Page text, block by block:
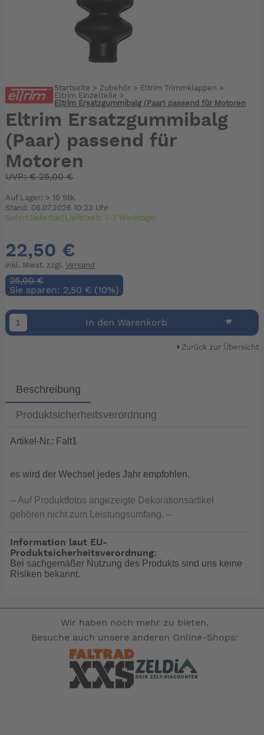
Startseite > Zubehör > Eltrim Trimmklappen >
Eltrim Einzelteile >
Eltrim Ersatzgummibalg (Paar) passend für Motoren
Eltrim Ersatzgummibalg
(Paar) passend für
Motoren
UVP:€25,00 €
Auf Lager: > 10 Stk.
Stand: 06.07.2026 10:23 Uhr
Sofort lieferbar(Lieferzeit: 1-3 Werktage)
22,50 €
inkl. Mwst. zzgl. Versand
25,00 €
Sie sparen: 2,50 € (10%)
In den Warenkorb
Zurück zur Übersicht
Beschreibung
Produktsicherheitsverordnung
Artikel-Nr.: Falt1
es wird der Wechsel jedes Jahr empfohlen.
-- Auf Produktfotos angezeigte Dekorationsartikel
gehören nicht zum Leistungsumfang. --
Information laut EU-
Produktsicherheitsverordnung:
Bei sachgemäßer Nutzung des Produkts sind uns keine
Risiken bekannt.
Wir haben noch mehr zu bieten.
Besuche auch unsere anderen Online-Shops: